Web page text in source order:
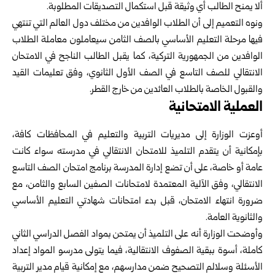
ألا يمنح الطالب أي وثيقة قبل استكمال التصديقات المطلوبة.
ونوه التعميم إلى أن الطلاب الوافدين من مختلف دول العالم التي تنتهي
فيها مرحلة التعليم الأساسي بالصف الثامن سيعاملون معاملة الطلاب
الوافدين من الجمهورية التركية، كما يقبل الطالب الناجح في الامتحان
الانتقالي للصف التاسع في الصف الأول الثانوي، وفق تعليمات القيد
والقبول الخاصة بالطلاب العائدين من خارج القطر.
العملية الامتحانية
أوعزت الوزارة إلى مديريات التربية والتعليم في المحافظات كافة،
بإمكانية أن يتقدم التلميذ للامتحان الانتقالي في مدرسته سواء كانت
عامة أو خاصة، على أن تضع إدارة المدرسة برنامج امتحان الصف التاسع
الانتقالي، وفق الآلية المعتمدة لامتحانات الصفين السابع والثامن، مع
ضرورة انتهاء الامتحان، قبل بدء امتحانات شهادتي التعليم الأساسي
والثانوية العامة.
وأوضحت الوزارة أنه على التلميذ أن يمتحن بمواد الفصل الدراسي الثاني
كاملة، أسوة ببقية الصفوف الانتقالية، فيما يتولى مدرسو المواد إعداد
الأسئلة وسلالم التصحيح ضمن مدارسهم، مع إمكانية قيام مدير التربية